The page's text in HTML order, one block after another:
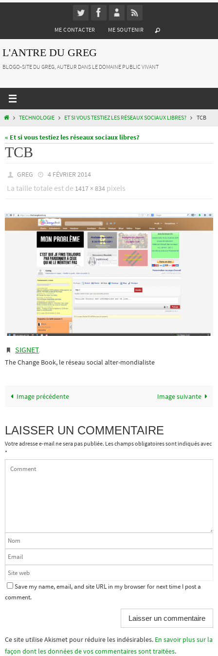
ME CONTACTER ME SOUTENIR
L'ANTRE DU GREG
BLOGO-SITE DU GREG, AUTEUR DANS LE DOMAINE PUBLIC VIVANT
HOMETECHNOLOGIE ET SI VOUS TESTIEZ LES RÉSEAUX SOCIAUX LIBRES? TCB
« Et si vous testiez les réseaux sociaux libres?
TCB
GREG 4 FÉVRIER 2014
La taille totale est de 1417 × 834 pixels
SIGNET.
The Change Book, le réseau social alter-mondialiste
Image précédente Image suivante
LAISSER UN COMMENTAIRE
Votre adresse e-mail ne sera pas publiée. Les champs obligatoires sont indiqués avec
*
Save my name, email, and site URL in my browser for next time I post a
comment.
Ce site utilise Akismet pour réduire les indésirables. En savoir plus sur la
façon dont les données de vos commentaires sont traitées.